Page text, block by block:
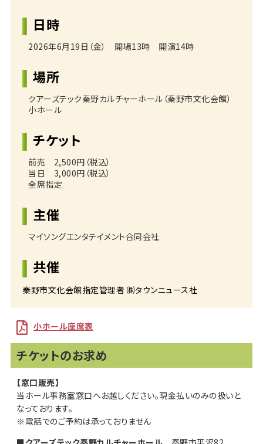
日時
2026年6月19日（金） 開場13時 開演14時
場所
クアーズテック秦野カルチャーホール（秦野市文化会館）
小ホール
チケット
前売 2,500円（税込）
当日 3,000円（税込）
全席指定
主催
マイソングエンタテイメント合同会社
共催
秦野市文化会館指定管理者 ㈱タウンニュース社
小ホール座席表
チケットのお求め
【窓口販売】
当ホール事務室窓口へお越しください。現金払いのみの扱いと
なっております。
※電話でのご予約は承っておりません